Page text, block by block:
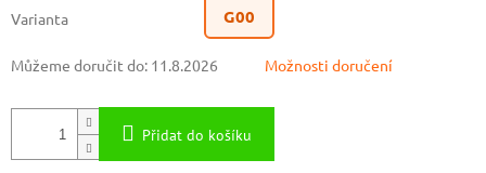
Varianta G00
Můžeme doručit do: 11.8.2026 Možnosti doručení
Přidat do košíku